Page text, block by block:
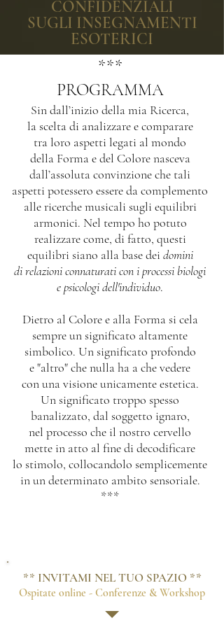
CONFIDENZIALI
SUGLI INSEGNAMENTI
ESOTERICI
***
PROGRAMMA
Sin dall’inizio della mia Ricerca,
la scelta di analizzare e comparare
tra loro aspetti legati al mondo
della Forma e del Colore nasceva
dall’assoluta convinzione che tali
aspetti potessero essere da complemento
alle ricerche musicali sugli equilibri
armonici. Nel tempo ho potuto
realizzare come, di fatto, questi
equilibri siano alla base dei domini
di relazioni connaturati con i processi biologi
e psicologi dell'individuo.
Dietro al Colore e alla Forma si cela
sempre un significato altamente
simbolico. Un significato profondo
e "altro" che nulla ha a che vedere
con una visione unicamente estetica.
Un significato troppo spesso
banalizzato, dal soggetto ignaro,
nel processo che il nostro cervello
mette in atto al fine di decodificare
lo stimolo, collocandolo semplicemente
in un determinato ambito sensoriale.
***
** INVITAMI NEL TUO SPAZIO **
Ospitate online - Conferenze & Workshop